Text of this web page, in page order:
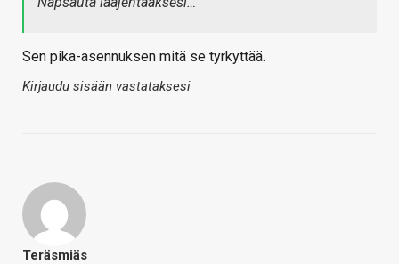
Sen pika-asennuksen mitä se tyrkyttää.
Kirjaudu sisään vastataksesi
Teräsmiäs